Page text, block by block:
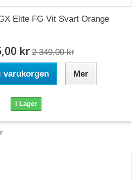
Elite FG Vit Svart Orange
kr 2 349,00 kr
varukorgen Mer
I Lager